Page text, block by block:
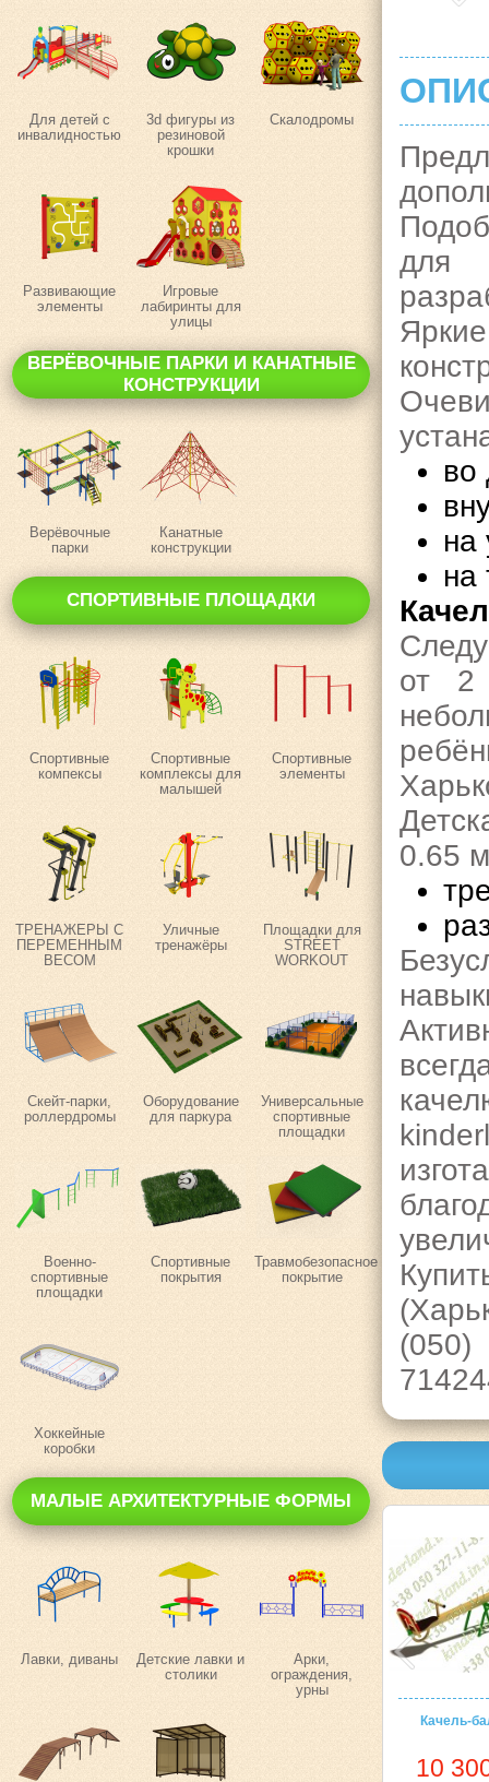
Для детей с
инвалидностью
3d фигуры из
резиновой
крошки
Скалодромы
Развивающие
элементы
Игровые
лабиринты для
улицы
ВЕРЁВОЧНЫЕ ПАРКИ И КАНАТНЫЕ
КОНСТРУКЦИИ
Верёвочные
парки
Канатные
конструкции
СПОРТИВНЫЕ ПЛОЩАДКИ
Спортивные
компексы
Спортивные
комплексы для
малышей
Спортивные
элементы
ТРЕНАЖЕРЫ С
ПЕРЕМЕННЫМ
ВЕСОМ
Уличные
тренажёры
Площадки для
STREET
WORKOUT
Скейт-парки,
роллердромы
Оборудование
для паркура
Универсальные
спортивные
площадки
Военно-
спортивные
площадки
Спортивные
покрытия
Травмобезопасное
покрытие
Хоккейные
коробки
МАЛЫЕ АРХИТЕКТУРНЫЕ ФОРМЫ
Лавки, диваны
Детские лавки и
столики
Арки,
ограждения,
урны
для
во
на
на
от 2
0.65
(050)
Качель-
10